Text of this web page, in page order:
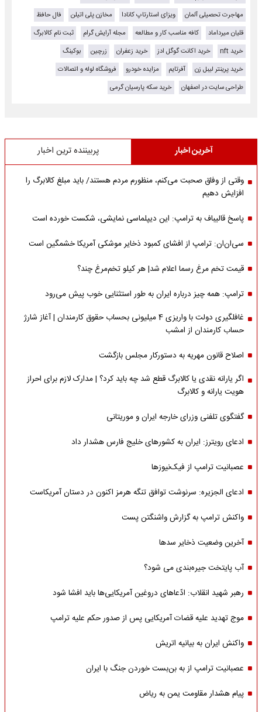
مهاجرت تحصیلی آلمان
ویزای استارتاپ کانادا مخازن پلی اتیلن
فال حافظ
قلیان میرداماد
کافه مناسب کار و مطالعه مجله آرایش گرام
ثبت نام کالابرگ
خرید nft
خرید اکانت گوگل ادز خرید زعفران زرچین
بوکینگ
خرید پرینتر لیبل زن
آفرتایم مزایده خودرو
فروشگاه لوله و اتصالات
طراحی سایت در اصفهان
خرید سکه پارسیان گرمی
آخرین اخبار پربیننده ترین اخبار
وقتی از وفاق صحبت می‌کنم، منظورم مردم هستند/ باید مبلغ کالابرگ را
افزایش دهیم
پاسخ قالیباف به ترامپ: این دیپلماسی نمایشی، شکست خورده است
سی‌ان‌ان: ترامپ از افشای کمبود ذخایر موشکی آمریکا خشمگین است
قیمت تخم مرغ رسما اعلام شد| هر کیلو تخم‌مرغ چند؟
ترامپ: همه چیز درباره ایران به طور استثنایی خوب پیش می‌رود
غافلگیری دولت با واریزی 4 میلیونی بحساب حقوق کارمندان | آغاز شارژ
حساب کارمندان از امشب
اصلاح قانون مهریه به دستورکار مجلس بازگشت
اگر یارانه نقدی یا کالابرگ قطع شد چه باید کرد؟ | مدارک لازم برای احراز
هویت یارانه و کالابرگ
گفتگوی تلفنی وزرای خارجه ایران و موریتانی
ادعای رویترز: ایران به کشورهای خلیج فارس هشدار داد
عصبانیت ترامپ از فیک‌نیوزها
ادعای الجزیره: سرنوشت توافق تنگه هرمز اکنون در دستان آمریکاست
واکنش ترامپ به گزارش واشنگتن پست
آخرین وضعیت ذخایر سدها
آب پایتخت جیره‌بندی می شود؟
رهبر شهید انقلاب: ادّعاهای دروغین آمریکایی‌ها باید افشا شود
موج تهدید علیه قضات آمریکایی پس از صدور حکم علیه ترامپ
واکنش ایران به بیانیه اتریش
عصبانیت ترامپ از به بن‌بست خوردن جنگ با ایران
پیام هشدار مقاومت یمن به ریاض